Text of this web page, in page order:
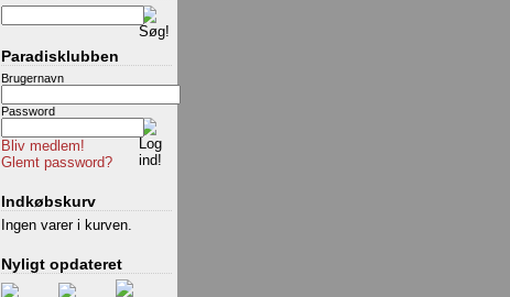
Paradisklubben
Brugernavn
Password
Bliv medlem!
Glemt password?
Indkøbskurv
Ingen varer i kurven.
Nyligt opdateret